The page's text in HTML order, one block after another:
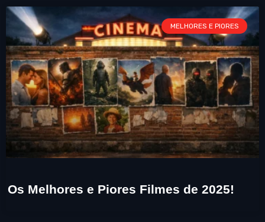
MELHORES E PIORES
Os Melhores e Piores Filmes de 2025!